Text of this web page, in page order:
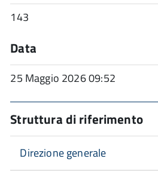
143
Data
25 Maggio 2026 09:52
Struttura di riferimento
Direzione generale